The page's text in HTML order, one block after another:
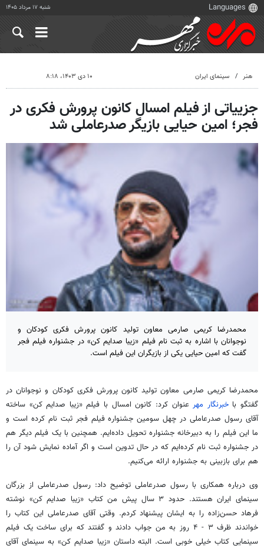
شنبه ۱۷ مرداد ۱۴۰۵
هنر سینمای ایران ۱۰ دی ۱۴۰۳، ۸:۱۸
جزییاتی از فیلم امسال کانون پرورش فکری در
فجر؛ امین حیایی بازیگر صدرعاملی شد
محمدرضا کریمی صارمی معاون تولید کانون پرورش فکری کودکان و
نوجوانان با اشاره به ثبت نام فیلم «زیبا صدایم کن» در جشنواره فیلم فجر
گفت که امین حیایی یکی از بازیگران این فیلم است.
محمدرضا کریمی صارمی معاون تولید کانون پرورش فکری کودکان و نوجوانان در
گفتگو با خبرنگار مهرعنوان کرد: کانون امسال با فیلم «زیبا صدایم کن» ساخته
آقای رسول صدرعاملی در چهل سومین جشنواره فیلم فجر ثبت نام کرده است و
ما این فیلم را به دبیرخانه جشنواره تحویل داده‌ایم. همچنین با یک فیلم دیگر هم
در جشنواره ثبت نام کرده‌ایم که در حال تدوین است و اگر آماده نمایش شود آن را
هم برای بازبینی به جشنواره ارائه می‌کنیم.
وی درباره همکاری با رسول صدرعاملی توضیح داد: رسول صدرعاملی از بزرگان
سینمای ایران هستند. حدود ۳ سال پیش من کتاب «زیبا صدایم کن» نوشته
فرهاد حسن‌زاده را به ایشان پیشنهاد کردم. وقتی آقای صدرعاملی این کتاب را
خواندند ظرف ۳ - ۴ روز به من جواب دادند و گفتند که برای ساخت یک فیلم
سینمایی کتاب خیلی خوبی است. البته داستان «زیبا صدایم کن» به سینمای آقای